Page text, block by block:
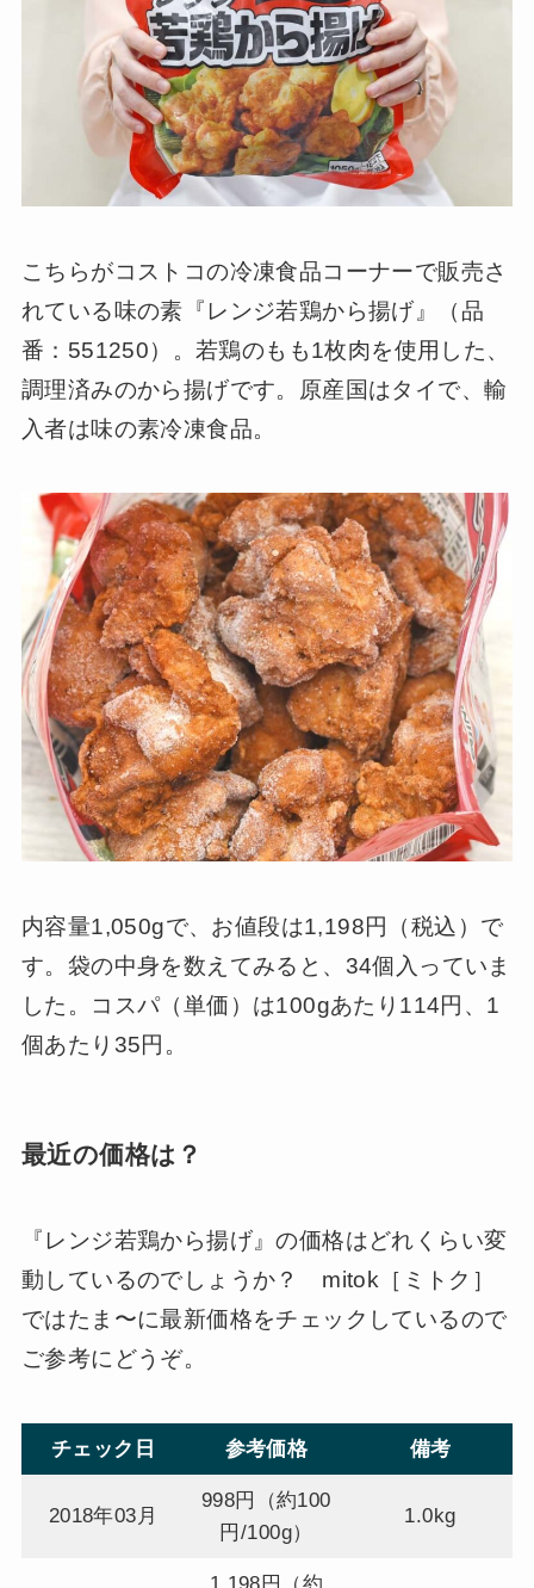
こちらがコストコの冷凍食品コーナーで販売さ
れている味の素『レンジ若鶏から揚げ』（品
番：551250）。若鶏のもも1枚肉を使用した、
調理済みのから揚げです。原産国はタイで、輸
入者は味の素冷凍食品。
内容量1,050gで、お値段は1,198円（税込）で
す。袋の中身を数えてみると、34個入っていま
した。コスパ（単価）は100gあたり114円、1
個あたり35円。
最近の価格は？
『レンジ若鶏から揚げ』の価格はどれくらい変
動しているのでしょうか？ mitok［ミトク］
ではたま〜に最新価格をチェックしているので
ご参考にどうぞ。
チェック日 参考価格 備考
2018年03月
998円（約100
円/100g）
1.0kg